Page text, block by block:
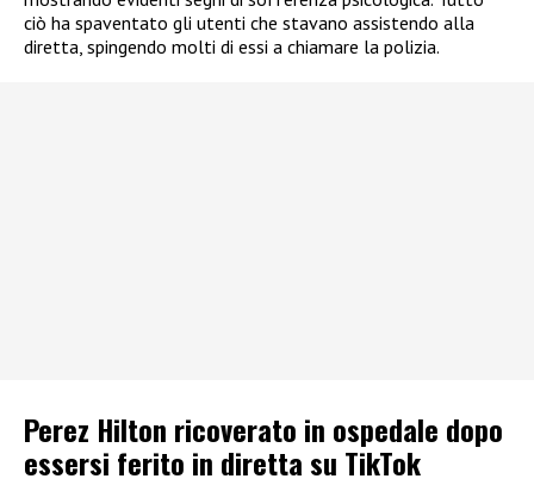
ciò ha spaventato gli utenti che stavano assistendo alla
diretta, spingendo molti di essi a chiamare la polizia.
Perez Hilton ricoverato in ospedale dopo
essersi ferito in diretta su TikTok